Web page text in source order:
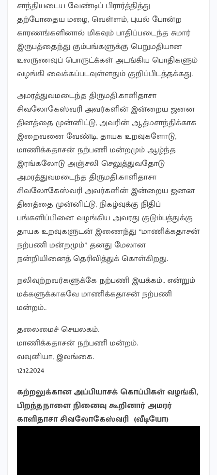
சாந்தியடைய வேண்டிப் பிரார்த்தித்து
தற்போதைய மழை, வெள்ளம், புயல் போன்ற
காரணங்களினால் மிகவும் பாதிப்படைந்த சுமார்
இருபத்தைந்து கும்பங்களுக்கு பெறுமதியான
உலருணவுப் பொருட்க்கள் அடங்கிய பொதிகளும்
வழங்கி வைக்கப்படவுள்ளதும் குறிப்பிடத்தக்கது.
அமரத்துவமடைந்த திருமதி.காளிதாசா
சிவலோகேஸ்வரி அவர்களின் இன்றைய ஜனன
தினத்தை முன்னிட்டு, அவரின் ஆத்மசாந்திக்காக
இறைவனை வேண்டி, தாயக உறவுகளோடு,
மாணிக்கதாசன் நற்பணி மன்றமும் ஆழ்ந்த
இரங்கலோடு அஞ்சலி செலுத்துவதோடு
அமரத்துவமடைந்த திருமதி.காளிதாசா
சிவலோகேஸ்வரி அவர்களின் இன்றைய ஜனன
தினத்தை முன்னிட்டு, நிகழ்வுக்கு நிதிப்
பங்களிப்பினை வழங்கிய அவரது குடும்பத்துக்கு
தாயக உறவுகளுடன் இணைந்து “மாணிக்கதாசன்
நற்பணி மன்றமும்” தனது மேலான
நன்றியினைத் தெரிவித்துக் கொள்கிறது.
நலிவுற்றவர்களுக்கே நற்பணி இயக்கம்.. என்றும்
மக்களுக்காகவே மாணிக்கதாசன் நற்பணி
மன்றம்..
தலைமைச் செயலகம்.
மாணிக்கதாசன் நற்பணி மன்றம்.
வவுனியா, இலங்கை.
12.12.2024
கற்றலுக்கான அப்பியாசக் கொப்பிகள் வழங்கி,
பிறந்தநாளை நினைவு கூறினார் அமரர்
காளிதாசா சிவலோகேஸ்வரி (வீடியோ)